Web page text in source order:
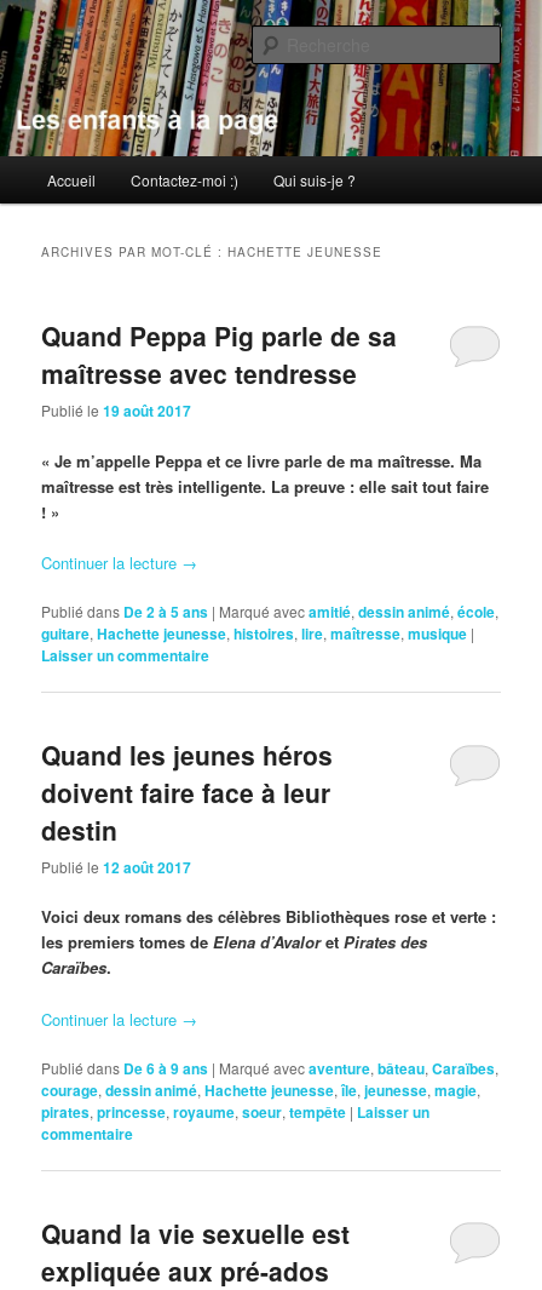
Aller
au
contenu
principal
Aller
au
contenu
secondaireLes enfants à la page
principal
Accueil Contactez-moi :) Qui suis-je ?
ARCHIVES PAR MOT-CLÉ :HACHETTE JEUNESSE
Quand Peppa Pig parle de sa
maîtresse avec tendresse
Publié le19 août 2017
« Je m’appelle Peppa et ce livre parle de ma maîtresse. Ma
maîtresse est très intelligente. La preuve : elle sait tout faire
! »
Continuer la lecture →
Publié dans De 2 à 5 ans | Marqué avecamitié,dessin animé,école,
guitare,Hachette jeunesse,histoires,lire,maîtresse,musique |
Laisser un commentaire
Quand les jeunes héros
doivent faire face à leur
destin
Publié le12 août 2017
Voici deux romans des célèbres Bibliothèques rose et verte :
les premiers tomes deElena d’AvaloretPirates des
Caraïbes.
Continuer la lecture →
Publié dans De 6 à 9 ans | Marqué avecaventure,bâteau,Caraïbes,
courage,dessin animé,Hachette jeunesse,île,jeunesse,magie,
pirates,princesse,royaume,soeur,tempête | Laisser un
commentaire
Quand la vie sexuelle est
expliquée aux pré-ados